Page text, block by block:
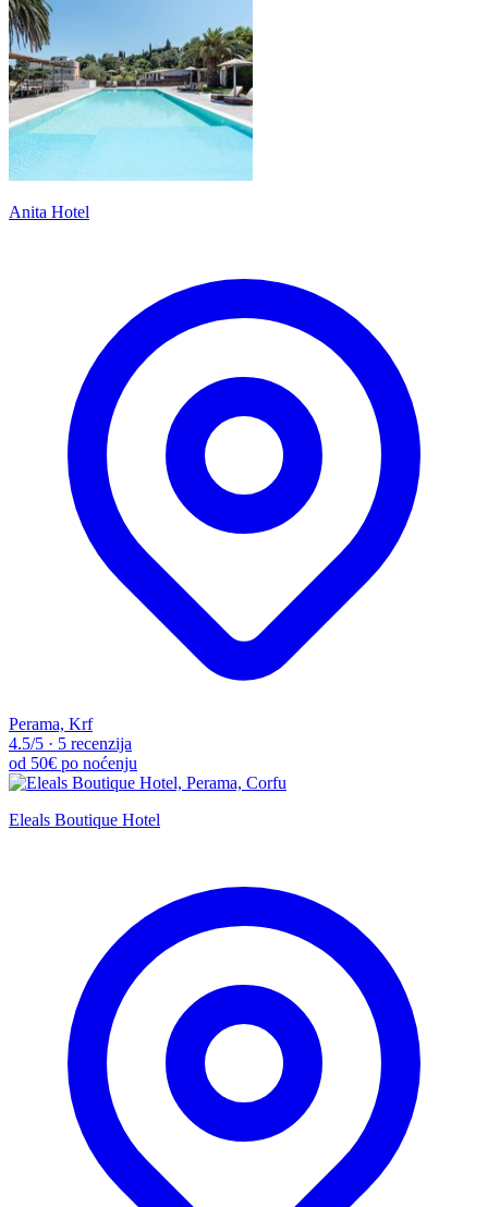
Anita Hotel
Perama, Krf
4.5/5 · 5 recenzija
od 50€ po noćenju
Eleals Boutique Hotel